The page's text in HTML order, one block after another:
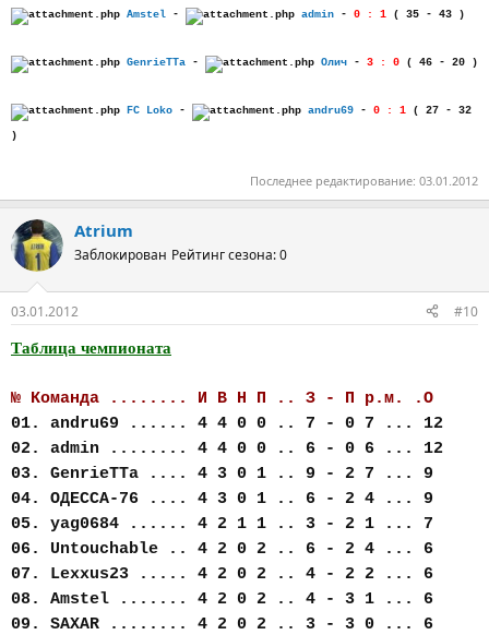
Amstel - admin - 0 : 1 ( 35 - 43 )
GenrieTTa - Олич - 3 : 0 ( 46 - 20 )
FC Loko - andru69 - 0 : 1 ( 27 - 32
)
Последнее редактирование: 03.01.2012
Atrium
Заблокирован Рейтинг сезона: 0
03.01.2012 #10
Таблица чемпионата
№ Команда ........ И В Н П .. З - П р.м. .О
01. andru69 ...... 4 4 0 0 .. 7 - 0 7 ... 12
02. admin ........ 4 4 0 0 .. 6 - 0 6 ... 12
03. GenrieTTa .... 4 3 0 1 .. 9 - 2 7 ... 9
04. ОДЕССА-76 .... 4 3 0 1 .. 6 - 2 4 ... 9
05. yag0684 ...... 4 2 1 1 .. 3 - 2 1 ... 7
06. Untouchable .. 4 2 0 2 .. 6 - 2 4 ... 6
07. Lexxus23 ..... 4 2 0 2 .. 4 - 2 2 ... 6
08. Amstel ....... 4 2 0 2 .. 4 - 3 1 ... 6
09. SAXAR ........ 4 2 0 2 .. 3 - 3 0 ... 6